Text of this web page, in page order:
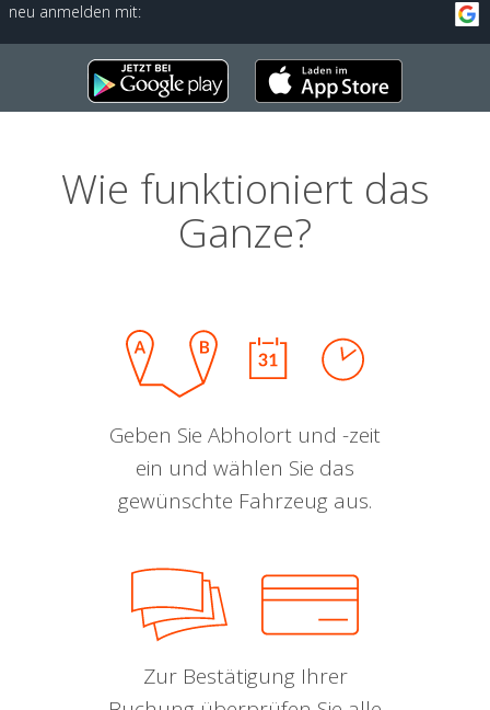
neu anmelden mit:
Wie funktioniert das
Ganze?
Geben Sie Abholort und -zeit
ein und wählen Sie das
gewünschte Fahrzeug aus.
Zur Bestätigung Ihrer